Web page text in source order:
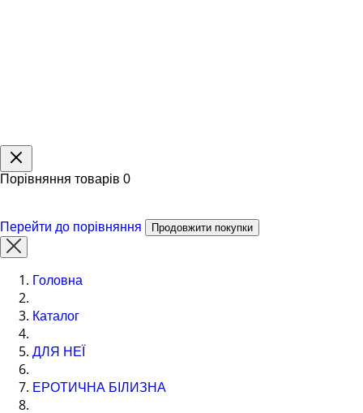
Порівняння товарів 0
Перейти до порівняння Продовжити покупки
Головна
Каталог
ДЛЯ НЕЇ
ЕРОТИЧНА БІЛИЗНА